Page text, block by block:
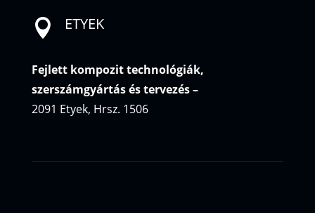
 ETYEK
Fejlett kompozit technológiák,
szerszámgyártás és tervezés–
2091 Etyek, Hrsz. 1506